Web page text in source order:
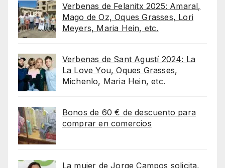
Verbenas de Felanitx 2025: Amaral,
Mago de Oz, Oques Grasses, Lori
Meyers, Maria Hein, etc.
Verbenas de Sant Agustí 2024: La
La Love You, Oques Grasses,
Michenlo, Maria Hein, etc.
Bonos de 60 € de descuento para
comprar en comercios
La mujer de Jorge Campos solicita,